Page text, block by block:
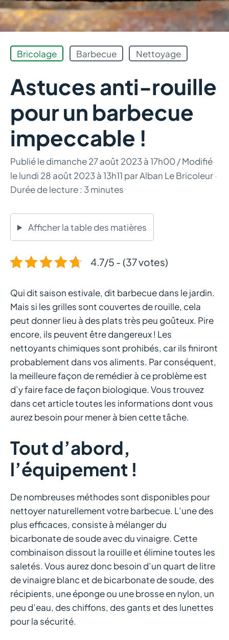
Bricolage Barbecue Nettoyage
Astuces anti-rouille
pour un barbecue
impeccable !
Publié ledimanche 27 août 2023 à 17h00/ Modifié
le lundi 28 août 2023 à 13h11 parAlban Le Bricoleur ·
Durée de lecture : 3 minutes
Afficher la table des matières
4.7/5 - (37 votes)
Qui dit saison estivale, dit barbecue dans le jardin.
Mais si les grilles sont couvertes de rouille, cela
peut donner lieu à des plats très peu goûteux. Pire
encore, ils peuvent être dangereux ! Les
nettoyants chimiques sont prohibés, car ils finiront
probablement dans vos aliments. Par conséquent,
la meilleure façon de remédier à ce problème est
d’y faire face de façon biologique. Vous trouvez
dans cet article toutes les informations dont vous
aurez besoin pour mener à bien cette tâche.
Tout d’abord,
l’équipement !
De nombreuses méthodes sont disponibles pour
nettoyer naturellement votre barbecue. L’une des
plus efficaces, consiste à mélanger du
bicarbonate de soude avec du vinaigre. Cette
combinaison dissout la rouille et élimine toutes les
saletés. Vous aurez donc besoin d’un quart de litre
de vinaigre blanc et de bicarbonate de soude, des
récipients, une éponge ou une brosse en nylon, un
peu d’eau, des chiffons, des gants et des lunettes
pour la sécurité.